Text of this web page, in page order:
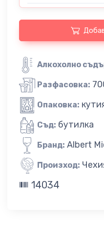
Алкохолно
Разфасовка:
Опаковка:
Съд: бутилка
Бранд: Albert
Произход:
14034